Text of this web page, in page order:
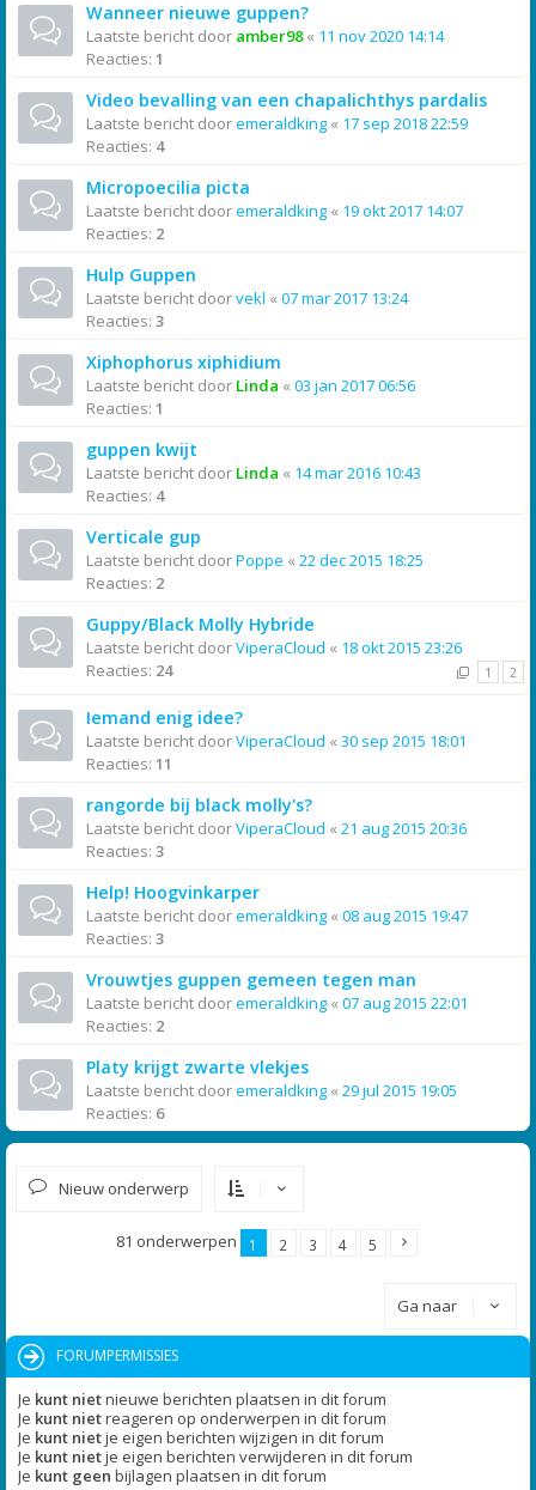
Wanneer nieuwe guppen?
Laatste bericht door amber98« 11 nov 2020 14:14
Reacties: 1
Video bevalling van een chapalichthys pardalis
Laatste bericht dooremeraldking « 17 sep 2018 22:59
Reacties: 4
Micropoecilia picta
Laatste bericht dooremeraldking « 19 okt 2017 14:07
Reacties: 2
Hulp Guppen
Laatste bericht doorvekl « 07 mar 2017 13:24
Reacties: 3
Xiphophorus xiphidium
Laatste bericht door Linda « 03 jan 2017 06:56
Reacties: 1
guppen kwijt
Laatste bericht door Linda « 14 mar 2016 10:43
Reacties: 4
Verticale gup
Laatste bericht doorPoppe « 22 dec 2015 18:25
Reacties: 2
Guppy/Black Molly Hybride
Laatste bericht doorViperaCloud « 18 okt 2015 23:26
Reacties: 24 1 2
Iemand enig idee?
Laatste bericht doorViperaCloud « 30 sep 2015 18:01
Reacties: 11
rangorde bij black molly's?
Laatste bericht doorViperaCloud « 21 aug 2015 20:36
Reacties: 3
Help! Hoogvinkarper
Laatste bericht dooremeraldking « 08 aug 2015 19:47
Reacties: 3
Vrouwtjes guppen gemeen tegen man
Laatste bericht dooremeraldking « 07 aug 2015 22:01
Reacties: 2
Platy krijgt zwarte vlekjes
Laatste bericht dooremeraldking « 29 jul 2015 19:05
Reacties: 6
Nieuw onderwerp
81 onderwerpen 1 2 3 4 5
Ga naar
FORUMPERMISSIES
Je kunt nietnieuwe berichten plaatsen in dit forum
Je kunt nietreageren op onderwerpen in dit forum
Je kunt nietje eigen berichten wijzigen in dit forum
Je kunt nietje eigen berichten verwijderen in dit forum
Je kunt geen bijlagen plaatsen in dit forum